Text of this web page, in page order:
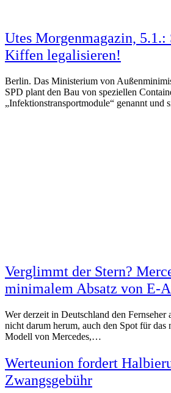
Utes Morgenmagazin,
Kiffen legalisieren!
Berlin. Das Ministerium von
SPD plant den Bau von speziellen
„Infektionstransportmodule“ genannt und
Verglimmt der Stern?
minimalem Absatz von E-
Wer derzeit in Deutschland den Fernseher
nicht darum herum, auch den Spot für das
Modell von Mercedes,…
Werteunion fordert
Zwangsgebühr